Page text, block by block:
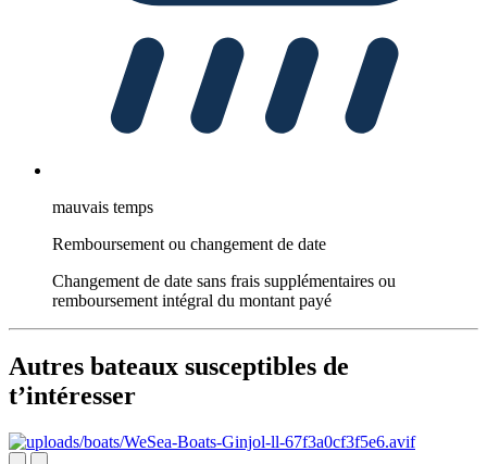
mauvais temps
Remboursement ou changement de date
Changement de date sans frais supplémentaires ou
remboursement intégral du montant payé
Autres bateaux susceptibles de
t’intéresser